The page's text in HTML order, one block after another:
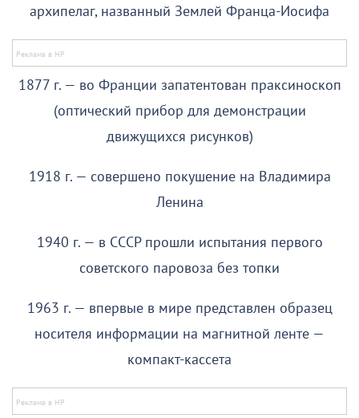
архипелаг, названный Землей Франца-Иосифа
1877 г. — во Франции запатентован праксиноскоп
(оптический прибор для демонстрации
движущихся рисунков)
1918 г. — совершено покушение на Владимира
Ленина
1940 г. — в СССР прошли испытания первого
советского паровоза без топки
1963 г. — впервые в мире представлен образец
носителя информации на магнитной ленте —
компакт-кассета